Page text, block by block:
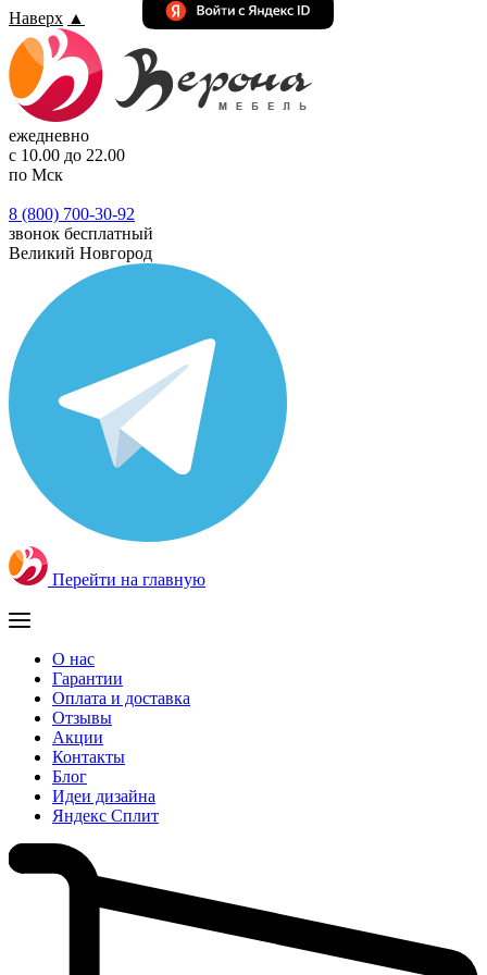
Наверх ▲
ежедневно
с 10.00 до 22.00
по Мск
8 (800) 700-30-92
звонок бесплатный
Великий Новгород
Перейти на главную
О нас
Гарантии
Оплата и доставка
Отзывы
Акции
Контакты
Блог
Идеи дизайна
Яндекс Сплит